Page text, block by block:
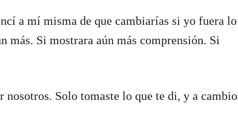
a mí misma de que cambiarías si yo fuera lo
más. Si mostrara aún más comprensión. Si
Solo tomaste lo que te di, y a cambio